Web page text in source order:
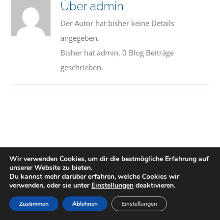
Über admin
Der Autor hat bisher keine Details
angegeben.
Bisher hat admin, 0 Blog Beiträge
geschrieben.
Impressum|AGBs|Datenschutzhinweise
Wir verwenden Cookies, um dir die bestmögliche Erfahrung auf
unserer Website zu bieten.
Du kannst mehr darüber erfahren, welche Cookies wir
verwenden, oder sie unter Einstellungen deaktivieren.
Zustimmen Ablehnen Einstellungen